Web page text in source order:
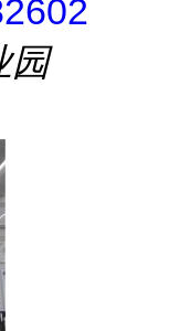
园